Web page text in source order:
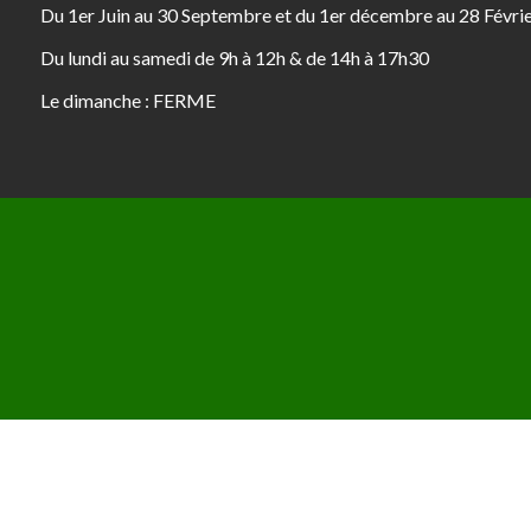
Du 1er Juin au 30 Septembre et du 1er décembre au 28
Du lundi au samedi de 9h à 12h & de 14h à 17h30
Le dimanche : FERME